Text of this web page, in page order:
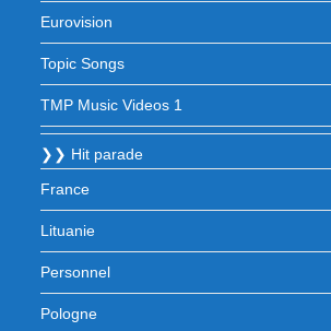
Eurovision
Topic Songs
TMP Music Videos 1
❯❯ Hit parade
France
Lituanie
Personnel
Pologne